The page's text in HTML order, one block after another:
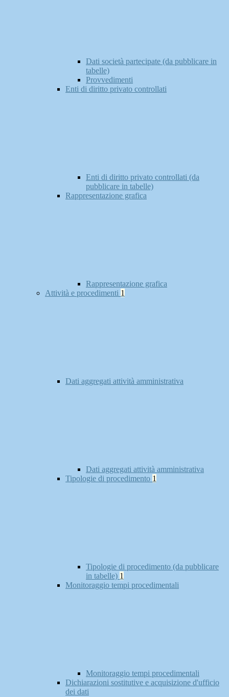
Dati società partecipate (da pubblicare in
tabelle)
Provvedimenti
Enti di diritto privato controllati
Enti di diritto privato controllati (da
pubblicare in tabelle)
Rappresentazione grafica
Rappresentazione grafica
Attività e procedimenti 1
Dati aggregati attività amministrativa
Dati aggregati attività amministrativa
Tipologie di procedimento 1
Tipologie di procedimento (da pubblicare
in tabelle) 1
Monitoraggio tempi procedimentali
Monitoraggio tempi procedimentali
Dichiarazioni sostitutive e acquisizione d'ufficio
dei dati